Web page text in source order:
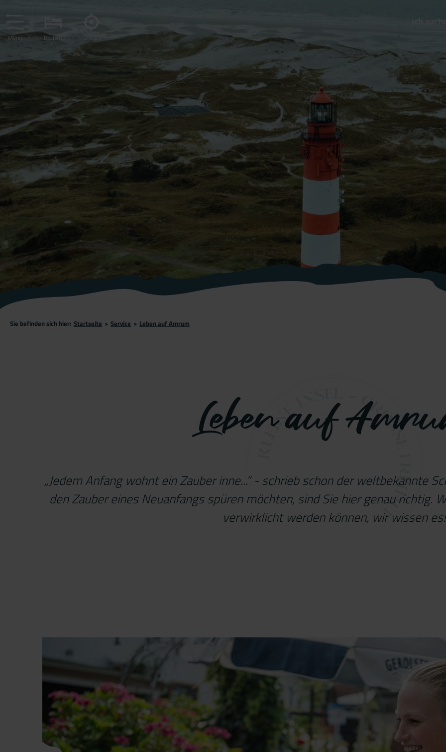
Menü Buchen Umfeld
Sie befinden sich hier: Startseite > Service > Leben auf Amrum
Leben auf
„Jedem Anfang wohnt ein Zauber inne...“ - schrieb schon der weltbekannte
den Zauber eines Neuanfangs spüren möchten, sind Sie hier genau richtig.
verwirklicht werden können, wir wissen es!